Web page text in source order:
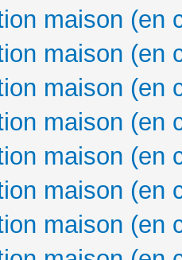
maison (en
maison (en
maison (en
maison (en
maison (en
maison (en
maison (en